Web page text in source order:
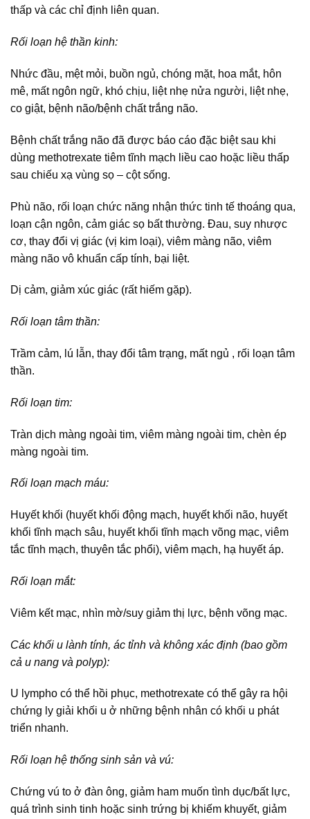
thấp và các chỉ định liên quan.
Rối loạn hệ thần kinh:
Nhức đầu, mệt mỏi, buồn ngủ, chóng mặt, hoa mắt, hôn
mê, mất ngôn ngữ, khó chịu, liệt nhẹ nửa người, liệt nhẹ,
co giật, bệnh não/bệnh chất trắng não.
Bệnh chất trắng não đã được báo cáo đặc biệt sau khi
dùng methotrexate tiêm tĩnh mạch liều cao hoặc liều thấp
sau chiếu xạ vùng sọ – cột sống.
Phù não, rối loạn chức năng nhận thức tinh tế thoáng qua,
loạn cận ngôn, cảm giác sọ bất thường. Đau, suy nhược
cơ, thay đổi vị giác (vị kim loại), viêm màng não, viêm
màng não vô khuẩn cấp tính, bại liệt.
Dị cảm, giảm xúc giác (rất hiếm gặp).
Rối loạn tâm thần:
Trầm cảm, lú lẫn, thay đổi tâm trạng, mất ngủ , rối loạn tâm
thần.
Rối loạn tim:
Tràn dịch màng ngoài tim, viêm màng ngoài tim, chèn ép
màng ngoài tim.
Rối loạn mạch máu:
Huyết khối (huyết khối động mạch, huyết khối não, huyết
khối tĩnh mạch sâu, huyết khối tĩnh mạch võng mạc, viêm
tắc tĩnh mạch, thuyên tắc phổi), viêm mạch, hạ huyết áp.
Rối loạn mắt:
Viêm kết mạc, nhìn mờ/suy giảm thị lực, bệnh võng mạc.
Các khối u lành tính, ác tỉnh và không xác định (bao gồm
cả u nang và polyp):
U lympho có thể hồi phục, methotrexate có thể gây ra hội
chứng ly giải khối u ở những bệnh nhân có khối u phát
triển nhanh.
Rối loạn hệ thống sinh sản và vú:
Chứng vú to ở đàn ông, giảm ham muốn tình dục/bất lực,
quá trình sinh tinh hoặc sinh trứng bị khiếm khuyết, giảm